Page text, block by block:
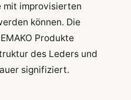
mit improvisierten
können. Die
Produkte
des Leders und
signifiziert.